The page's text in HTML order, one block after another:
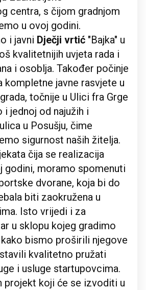
centra, s čijom gradnjom
u ovoj godini.
i javni Dječji vrtić "Bajka" u
kvalitetnijih uvjeta rada i
i osoblja. Također počinje
kompletne javne rasvjete u
točnije u Ulici fra Grge
i jednoj od najužih i
u Posušju, čime
sigurnost naših žitelja.
čija se realizacija
godini, moramo spomenuti
dvorane, koja bi do
biti zaokružena u
Isto vrijedi i za
u sklopu kojeg gradimo
bismo proširili njegove
kvalitetno pružati
i usluge startupovcima.
projekt koji će se izvoditi u